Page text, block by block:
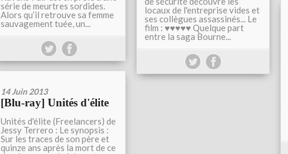
série de meurtres sordides.
Alors qu’il retrouve sa femme
sauvagement tuée, un...
locaux de l'entreprise vides et
ses collègues assassinés... Le
film : ♥♥♥♥♥ Quelque part
entre la saga Bourne...
14 Juin 2013
[Blu-ray] Unités d'élite
Unités d'élite (Freelancers) de
Jessy Terrero : Le synopsis :
Sur les traces de son père et
quinze ans après la mort de ce